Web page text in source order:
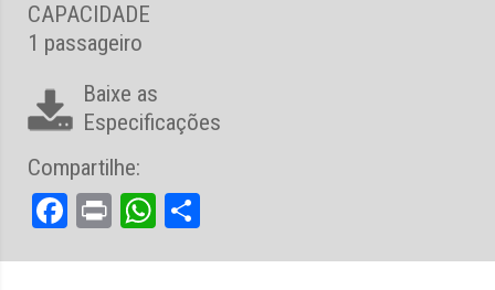
CAPACIDADE
1 passageiro
Baixe as
Especificações
Compartilhe:
Facebook
PrintWhatsApp